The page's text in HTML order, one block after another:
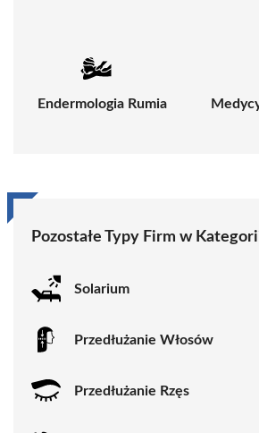
Endermologia Rumia
Pozostałe Typy Firm w
Solarium
Przedłużanie Włosów
Przedłużanie Rzęs